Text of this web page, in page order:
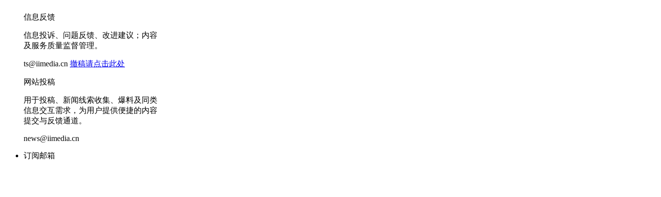
信息反馈
信息投诉、问题反馈、改进建议；内容
及服务质量监督管理。
ts@iimedia.cn 撤稿请点击此处
网站投稿
用于投稿、新闻线索收集、爆料及同类
信息交互需求，为用户提供便捷的内容
提交与反馈通道。
news@iimedia.cn
订阅邮箱